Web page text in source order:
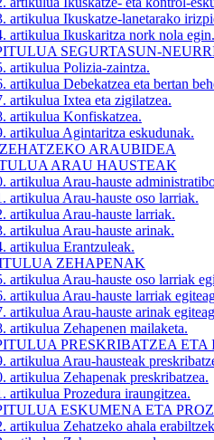
artikulua Ikuskatze-lanetarako
artikulua Ikuskaritza nork nola egin.
SEGURTASUN-
artikulua Polizia-zaintza.
artikulua Debekatzea eta bertan
artikulua Ixtea eta zigilatzea.
artikulua Konfiskatzea.
artikulua Agintaritza eskudunak.
ZEHATZEKO ARAUBIDEA
ARAU HAUSTEAK
artikulua Arau-hauste
artikulua Arau-hauste oso larriak.
artikulua Arau-hauste larriak.
artikulua Arau-hauste arinak.
artikulua Erantzuleak.
ZEHAPENAK
artikulua Arau-hauste oso larriak
artikulua Arau-hauste larriak
artikulua Arau-hauste arinak
artikulua Zehapenen mailaketa.
PRESKRIBATZEA
artikulua Arau-hausteak
artikulua Zehapenak preskribatzea.
artikulua Prozedura iraungitzea.
ESKUMENA ETA
artikulua Zehatzeko ahala